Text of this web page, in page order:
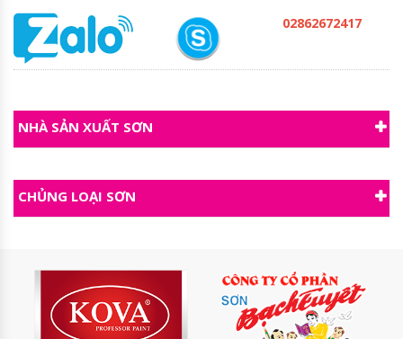
02862672417
NHÀ SẢN XUẤT SƠN
CHỦNG LOẠI SƠN